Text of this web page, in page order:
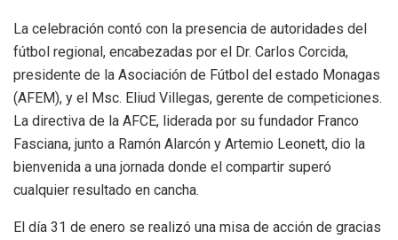
​La celebración contó con la presencia de autoridades del
fútbol regional, encabezadas por el Dr. Carlos Corcida,
presidente de la Asociación de Fútbol del estado Monagas
(AFEM), y el Msc. Eliud Villegas, gerente de competiciones.
La directiva de la AFCE, liderada por su fundador Franco
Fasciana, junto a Ramón Alarcón y Artemio Leonett, dio la
bienvenida a una jornada donde el compartir superó
cualquier resultado en cancha.
El día 31 de enero se realizó una misa de acción de gracias